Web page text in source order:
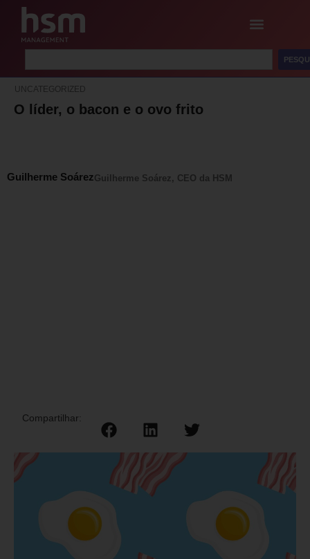
UNCATEGORIZED
O líder, o bacon e o ovo frito
Guilherme SoárezGuilherme Soárez, CEO da HSM
Compartilhar: